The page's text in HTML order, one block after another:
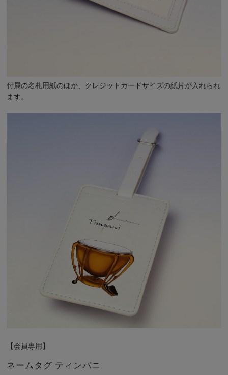
付属の名札用紙のほか、クレジットカードサイズの紙片が入れられ
ます。
【会員専用】
ネームタグ ティンパニ